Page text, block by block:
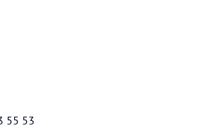
55 53